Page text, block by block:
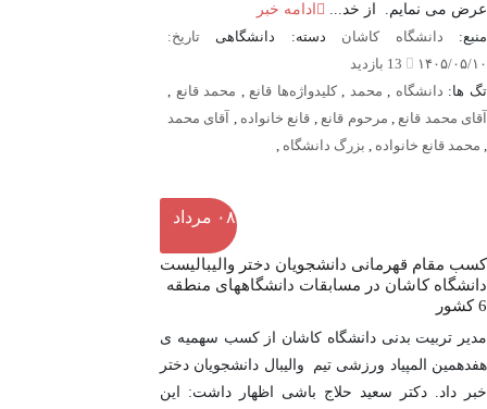
عرض می نمایم. از خد...
ادامه خبر
منبع: دانشگاه کاشان دسته: دانشگاهی تاریخ:
۱۴۰۵/۰۵/۱۰
تگ ها: دانشگاه , محمد ,کلیدواژه‌ها قانع, محمد قانع ,
آقای محمد قانع, مرحوم قانع, قانع خانواده , آقای محمد
, محمد قانع خانواده , بزرگ دانشگاه ,
۰۸ مرداد
کسب مقام قهرمانی دانشجویان دختر والیبالیست
دانشگاه کاشان در مسابقات دانشگاههای منطقه
6 کشور
مدیر تربیت بدنی دانشگاه کاشان از کسب سهمیه ی
هفدهمین المپیاد ورزشی تیم والیبال دانشجویان دختر
خبر داد. دکتر سعید حلاج باشی اظهار داشت: این